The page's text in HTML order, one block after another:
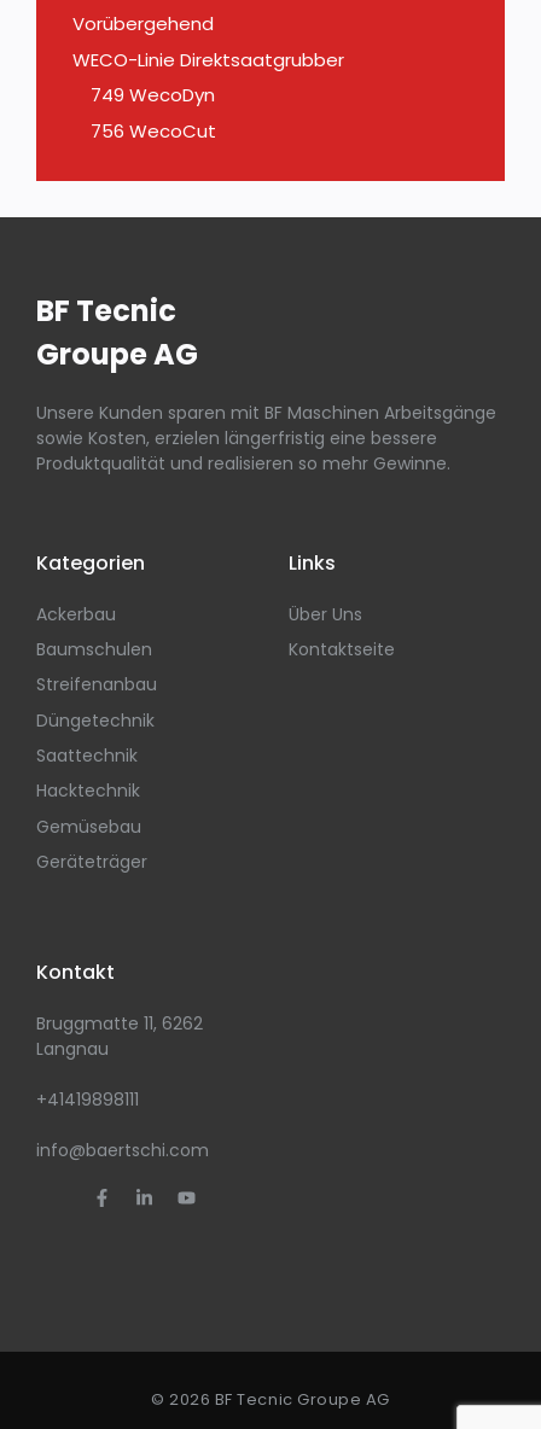
Vorübergehend
WECO-Linie Direktsaatgrubber
749 WecoDyn
756 WecoCut
BF Tecnic
Groupe AG
Unsere Kunden sparen mit BF Maschinen Arbeitsgänge
sowie Kosten, erzielen längerfristig eine bessere
Produktqualität und realisieren so mehr Gewinne.
Kategorien
Ackerbau
Baumschulen
Streifenanbau
Düngetechnik
Saattechnik
Hacktechnik
Gemüsebau
Geräteträger
Links
Über Uns
Kontaktseite
Kontakt
Bruggmatte 11, 6262
Langnau
+41419898111
info@baertschi.com
© 2026 BF Tecnic Groupe AG